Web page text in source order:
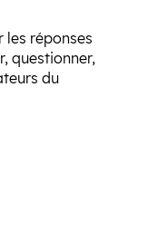
les réponses
questionner,
du